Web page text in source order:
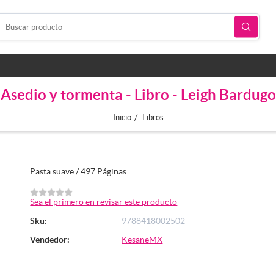
Asedio y tormenta - Libro - Leigh Bardugo
Inicio / Libros
Pasta suave / 497 Páginas
Sea el primero en revisar este producto
Sku:
9788418002502
Vendedor:
KesaneMX